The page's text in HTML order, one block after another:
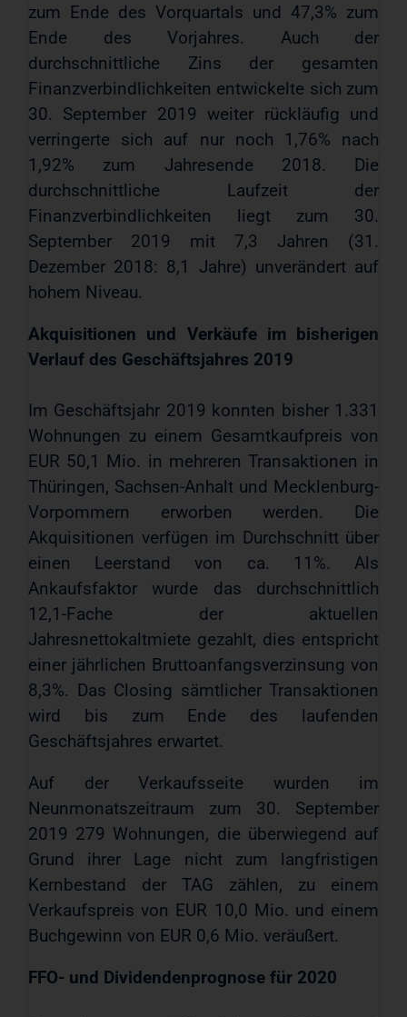
zum Ende des Vorquartals und 47,3% zum
Ende des Vorjahres. Auch der
durchschnittliche Zins der gesamten
Finanzverbindlichkeiten entwickelte sich zum
30. September 2019 weiter rückläufig und
verringerte sich auf nur noch 1,76% nach
1,92% zum Jahresende 2018. Die
durchschnittliche Laufzeit der
Finanzverbindlichkeiten liegt zum 30.
September 2019 mit 7,3 Jahren (31.
Dezember 2018: 8,1 Jahre) unverändert auf
hohem Niveau.
Akquisitionen und Verkäufe im bisherigen
Verlauf des Geschäftsjahres 2019
Im Geschäftsjahr 2019 konnten bisher 1.331
Wohnungen zu einem Gesamtkaufpreis von
EUR 50,1 Mio. in mehreren Transaktionen in
Thüringen, Sachsen-Anhalt und Mecklenburg-
Vorpommern erworben werden. Die
Akquisitionen verfügen im Durchschnitt über
einen Leerstand von ca. 11%. Als
Ankaufsfaktor wurde das durchschnittlich
12,1-Fache der aktuellen
Jahresnettokaltmiete gezahlt, dies entspricht
einer jährlichen Bruttoanfangsverzinsung von
8,3%. Das Closing sämtlicher Transaktionen
wird bis zum Ende des laufenden
Geschäftsjahres erwartet.
Auf der Verkaufsseite wurden im
Neunmonatszeitraum zum 30. September
2019 279 Wohnungen, die überwiegend auf
Grund ihrer Lage nicht zum langfristigen
Kernbestand der TAG zählen, zu einem
Verkaufspreis von EUR 10,0 Mio. und einem
Buchgewinn von EUR 0,6 Mio. veräußert.
FFO- und Dividendenprognose für 2020